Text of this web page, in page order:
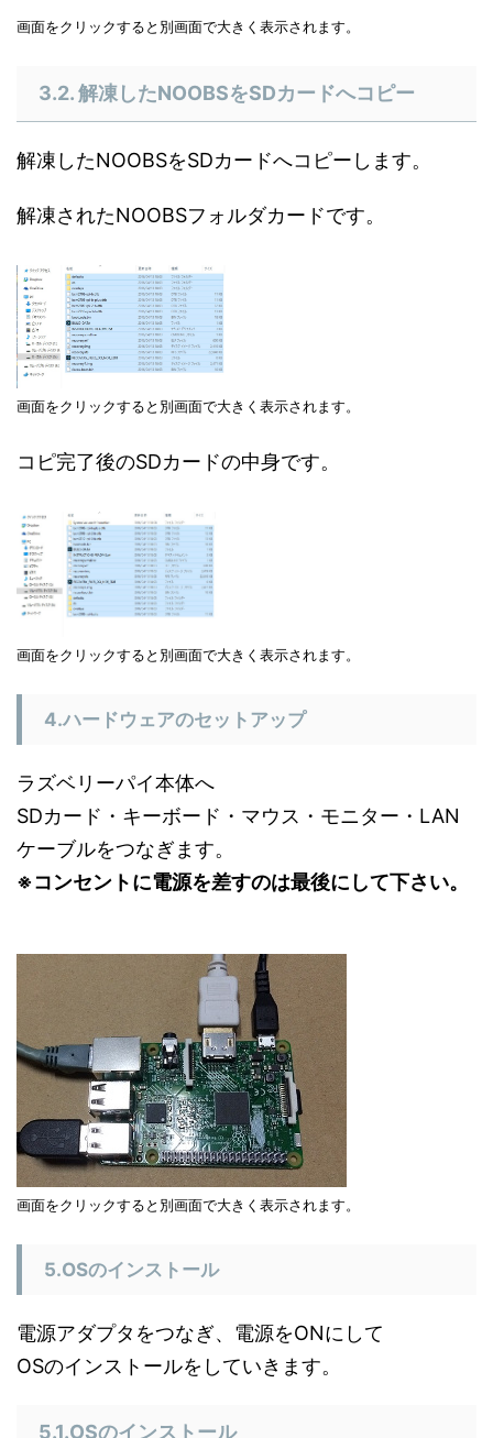
画面をクリックすると別画面で大きく表示されます。
3.2. 解凍したNOOBSをSDカードへコピー
解凍したNOOBSをSDカードへコピーします。
解凍されたNOOBSフォルダカードです。
画面をクリックすると別画面で大きく表示されます。
コピ完了後のSDカードの中身です。
画面をクリックすると別画面で大きく表示されます。
4.ハードウェアのセットアップ
ラズベリーパイ本体へ
SDカード・キーボード・マウス・モニター・LAN
ケーブルをつなぎます。
※コンセントに電源を差すのは最後にして下さい。
画面をクリックすると別画面で大きく表示されます。
5.OSのインストール
電源アダプタをつなぎ、電源をONにして
OSのインストールをしていきます。
5.1.OSのインストール